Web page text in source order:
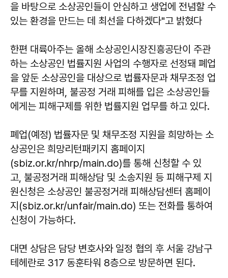
을 바탕으로 소상공인들이 안심하고 생업에 전념할 수
있는 환경을 만드는 데 최선을 다하겠다"고 밝혔다
한편 대륙아주는 올해 소상공인시장진흥공단이 주관
하는 소상공인 법률지원 사업의 수행자로 선정돼 폐업
을 앞둔 소상공인을 대상으로 법률자문과 채무조정 업
무를 지원하며, 불공정 거래 피해를 입은 소상공인들
에게는 피해구제를 위한 법률지원 업무를 하고 있다.
폐업(예정) 법률자문 및 채무조정 지원을 희망하는 소
상공인은 희망리턴패키지 홈페이지
(sbiz.or.kr/nhrp/main.do)를 통해 신청할 수 있
고, 불공정거래 피해상담 및 소송지원 등 피해구제 지
원신청은 소상공인 불공정거래 피해상담센터 홈페이
지(sbiz.or.kr/unfair/main.do) 또는 전화를 통하여
신청이 가능하다.
대면 상담은 담당 변호사와 일정 협의 후 서울 강남구
테헤란로 317 동훈타워 8층으로 방문하면 된다.